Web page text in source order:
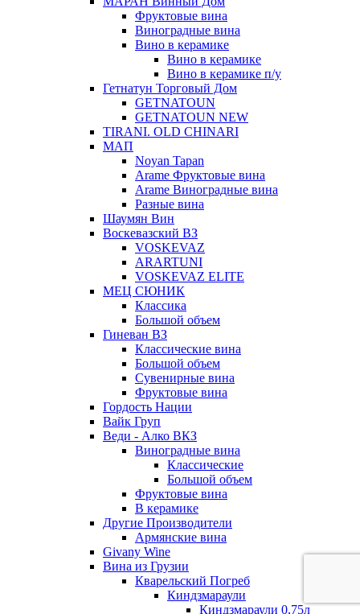
Фруктовые вина
Виноградные вина
Вино в керамике
Вино в керамике
Вино в керамике п/у
Гетнатун Торговый Дом
GETNATOUN
GETNATOUN NEW
TIRANI. OLD CHINARI
МАП
Noyan Tapan
Arame Фруктовые вина
Arame Виноградные вина
Разные вина
Шаумян Вин
Воскевазский ВЗ
VOSKEVAZ
ARARTUNI
VOSKEVAZ ELITE
МЕЦ СЮНИК
Классика
Большой объем
Гиневан ВЗ
Классические вина
Большой объем
Сувенирные вина
Фруктовые вина
Гордость Нации
Вайк Груп
Веди - Алко ВКЗ
Виноградные вина
Классические
Большой объем
Фруктовые вина
В керамике
Другие Производители
Армянские вина
Givany Wine
Вина из Грузии
Кварельский Погреб
Киндзмараули
Киндзмараули 0,75л